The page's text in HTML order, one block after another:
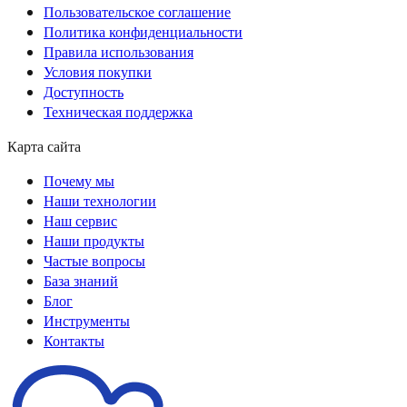
Пользовательское соглашение
Политика конфиденциальности
Правила использования
Условия покупки
Доступность
Техническая поддержка
Карта сайта
Почему мы
Наши технологии
Наш сервис
Наши продукты
Частые вопросы
База знаний
Блог
Инструменты
Контакты